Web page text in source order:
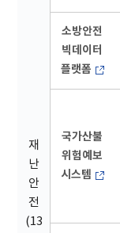
재
난
안
전
(13
소방안전
빅데이터
플랫폼
국가산불
위험예보
시스템